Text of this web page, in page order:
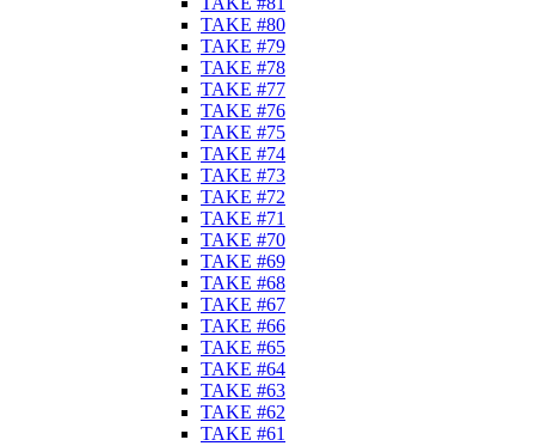
TAKE #80
TAKE #79
TAKE #78
TAKE #77
TAKE #76
TAKE #75
TAKE #74
TAKE #73
TAKE #72
TAKE #71
TAKE #70
TAKE #69
TAKE #68
TAKE #67
TAKE #66
TAKE #65
TAKE #64
TAKE #63
TAKE #62
TAKE #61